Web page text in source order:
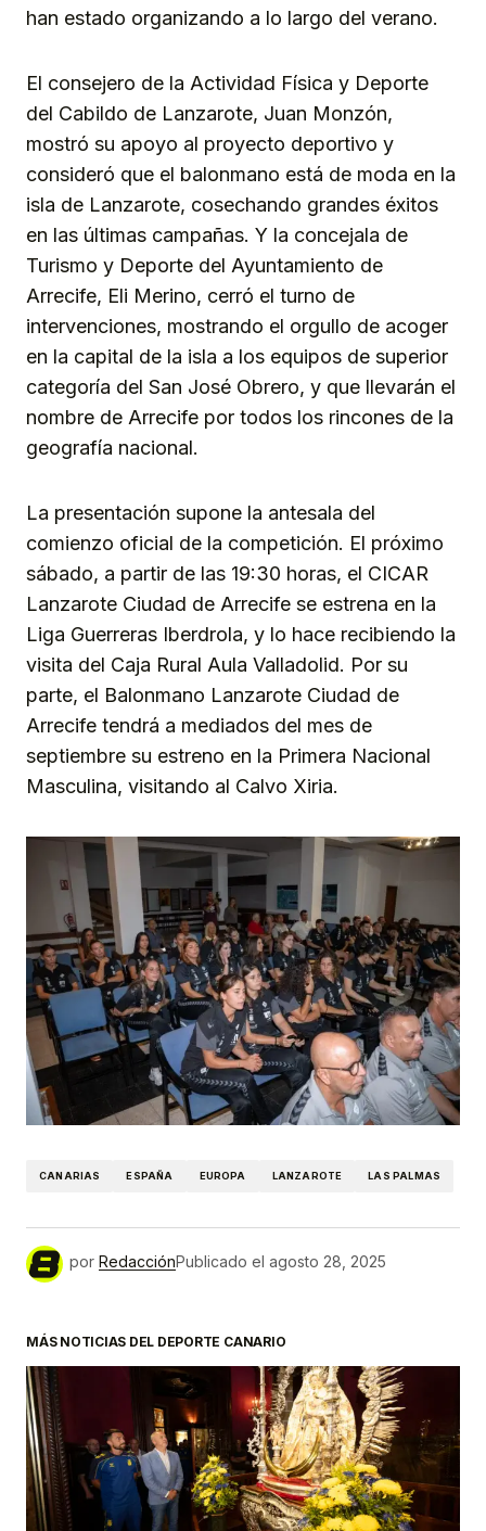
han estado organizando a lo largo del verano.
El consejero de la Actividad Física y Deporte
del Cabildo de Lanzarote, Juan Monzón,
mostró su apoyo al proyecto deportivo y
consideró que el balonmano está de moda en la
isla de Lanzarote, cosechando grandes éxitos
en las últimas campañas. Y la concejala de
Turismo y Deporte del Ayuntamiento de
Arrecife, Eli Merino, cerró el turno de
intervenciones, mostrando el orgullo de acoger
en la capital de la isla a los equipos de superior
categoría del San José Obrero, y que llevarán el
nombre de Arrecife por todos los rincones de la
geografía nacional.
La presentación supone la antesala del
comienzo oficial de la competición. El próximo
sábado, a partir de las 19:30 horas, el CICAR
Lanzarote Ciudad de Arrecife se estrena en la
Liga Guerreras Iberdrola, y lo hace recibiendo la
visita del Caja Rural Aula Valladolid. Por su
parte, el Balonmano Lanzarote Ciudad de
Arrecife tendrá a mediados del mes de
septiembre su estreno en la Primera Nacional
Masculina, visitando al Calvo Xiria.
CANARIAS ESPAÑA EUROPA LANZAROTE LAS PALMAS
por RedacciónPublicado el agosto 28, 2025
MÁS NOTICIAS DEL DEPORTE CANARIO